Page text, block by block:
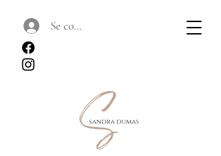
Se connecter